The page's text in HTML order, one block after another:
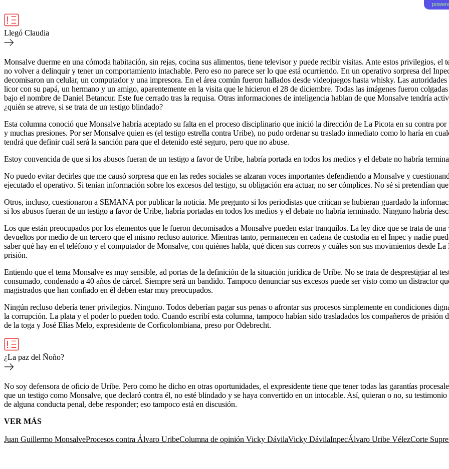
Llegó Claudia
Monsalve duerme en una cómoda habitación, sin rejas, cocina sus alimentos, tiene televisor y puede recibir visitas. Ante estos privilegios,
no volver a delinquir y tener un comportamiento intachable. Pero eso no parece ser lo que está ocurriendo. En un operativo sorpresa del
decomisaron un celular, un computador y una impresora. En el área común fueron hallados desde videojuegos hasta whisky. Las
licor con su papá, un hermano y un amigo, aparentemente en la visita que le hicieron el 28 de diciembre. Todas las imágenes fueron
bajo el nombre de Daniel Betancur. Este fue cerrado tras la requisa. Otras informaciones de inteligencia hablan de que Monsalve tendría
¿quién se atreve, si se trata de un testigo blindado?
Esta columna conoció que Monsalve habría aceptado su falta en el proceso disciplinario que inició la dirección de La Picota en su contra
y muchas presiones. Por ser Monsalve quien es (el testigo estrella contra Uribe), no pudo ordenar su traslado inmediato como lo haría en
tendrá que definir cuál será la sanción para que el detenido esté seguro, pero que no abuse.
Estoy convencida de que si los abusos fueran de un testigo a favor de Uribe, habría portada en todos los medios y el debate no habría
No puedo evitar decirles que me causó sorpresa que en las redes sociales se alzaran voces importantes defendiendo a Monsalve y
ejecutado el operativo. Si tenían información sobre los excesos del testigo, su obligación era actuar, no ser cómplices. No sé si pretendían
Otros, incluso, cuestionaron a SEMANA por publicar la noticia. Me pregunto si los periodistas que critican se hubieran guardado la
si los abusos fueran de un testigo a favor de Uribe, habría portadas en todos los medios y el debate no habría terminado. Ninguno habría
Los que están preocupados por los elementos que le fueron decomisados a Monsalve pueden estar tranquilos. La ley dice que se trata de
devueltos por medio de un tercero que el mismo recluso autorice. Mientras tanto, permanecen en cadena de custodia en el Inpec y nadie
saber qué hay en el teléfono y el computador de Monsalve, con quiénes habla, qué dicen sus correos y cuáles son sus movimientos desde
prisión.
Entiendo que el tema Monsalve es muy sensible, ad portas de la definición de la situación jurídica de Uribe. No se trata de desprestigiar al
consumado, condenado a 40 años de cárcel. Siempre será un bandido. Tampoco denunciar sus excesos puede ser visto como un distractor
magistrados que han confiado en él deben estar muy preocupados.
Ningún recluso debería tener privilegios. Ninguno. Todos deberían pagar sus penas o afrontar sus procesos simplemente en condiciones
la corrupción. La plata y el poder lo pueden todo. Cuando escribí esta columna, tampoco habían sido trasladados los compañeros de
de la toga y José Elías Melo, expresidente de Corficolombiana, preso por Odebrecht.
¿La paz del Ñoño?
No soy defensora de oficio de Uribe. Pero como he dicho en otras oportunidades, el expresidente tiene que tener todas las garantías
que un testigo como Monsalve, que declaró contra él, no esté blindado y se haya convertido en un intocable. Así, quieran o no, su
de alguna conducta penal, debe responder; eso tampoco está en discusión.
VER MÁS
Juan Guillermo MonsalveProcesos contra Álvaro UribeColumna de opinión Vicky DávilaVicky DávilaInpecÁlvaro Uribe VélezCorte